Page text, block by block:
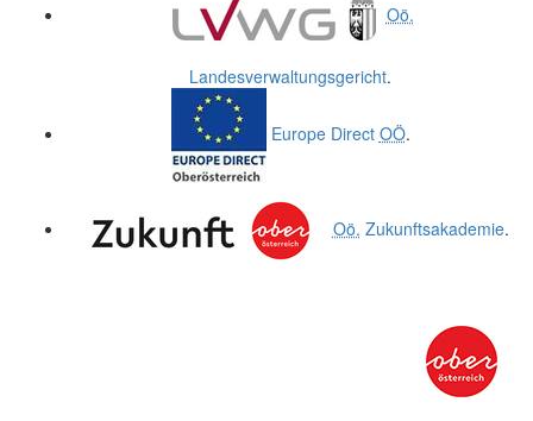
Oö.
Landesverwaltungsgericht.
Europe Direct OÖ.
Oö. Zukunftsakademie.